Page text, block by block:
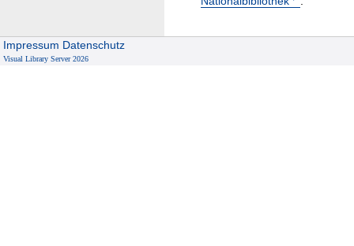
Impressum Datenschutz
Visual Library Server 2026